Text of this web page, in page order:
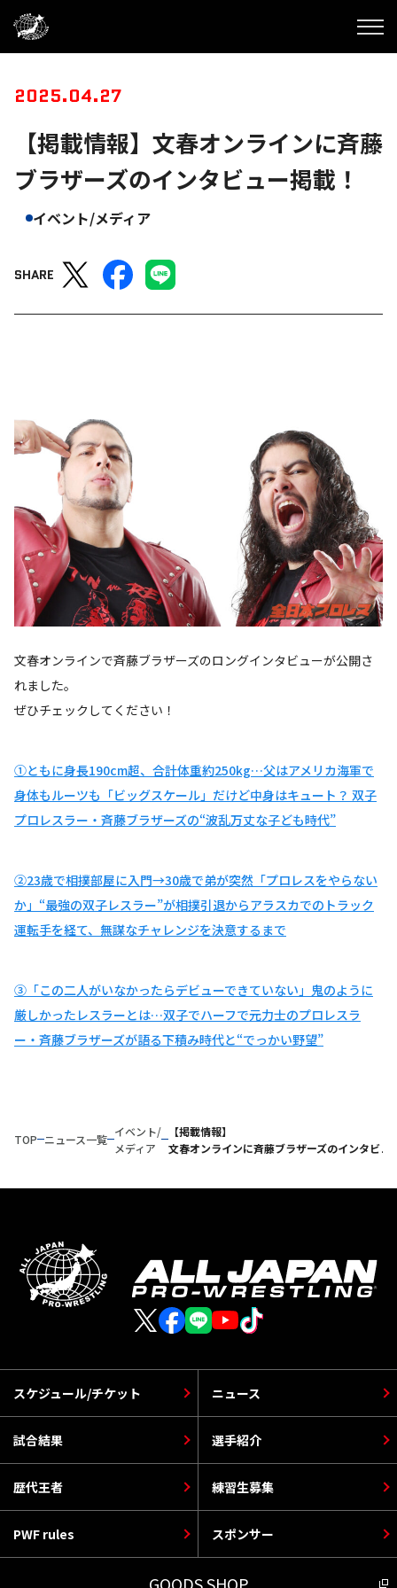
2025.04.27
【掲載情報】文春オンラインに斉藤
ブラザーズのインタビュー掲載！
イベント/メディア
SHARE
文春オンラインで斉藤ブラザーズのロングインタビューが公開さ
れました。
ぜひチェックしてください！
①ともに身長190cm超、合計体重約250kg…父はアメリカ海軍で
身体もルーツも「ビッグスケール」だけど中身はキュート？ 双子
プロレスラー・斉藤ブラザーズの“波乱万丈な子ども時代”
②23歳で相撲部屋に入門→30歳で弟が突然「プロレスをやらない
か」“最強の双子レスラー”が相撲引退からアラスカでのトラック
運転手を経て、無謀なチャレンジを決意するまで
③「この二人がいなかったらデビューできていない」鬼のように
厳しかったレスラーとは…双子でハーフで元力士のプロレスラ
ー・斉藤ブラザーズが語る下積み時代と“でっかい野望”
TOP ニュース一覧
イベント/
メディア
【掲載情報】
文春オンラインに斉藤ブラザーズのインタビュ
スケジュール/チケット
選手紹介
PWF rules
ニュース
歴代王者
スポンサー
試合結果
練習生募集